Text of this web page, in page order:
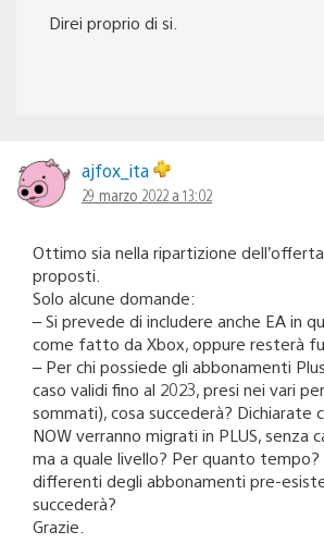
Direi proprio di si.
ajfox_ita
29 marzo 2022 a 13:02
Ottimo sia nella ripartizione
proposti.
Solo alcune domande:
– Si prevede di includere anche EA in
come fatto da Xbox, oppure resterà
– Per chi possiede gli abbonamenti
caso validi fino al 2023, presi nei vari
sommati), cosa succederà? Dichiarate
NOW verranno migrati in PLUS, senza
ma a quale livello? Per quanto
differenti degli abbonamenti pre-
succederà?
Grazie.